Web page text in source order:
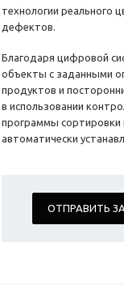
технологии реального
дефектов.
Благодаря цифровой
объекты с заданными
продуктов и
в использовании
программы
автоматически
ОТПРАВИТЬ